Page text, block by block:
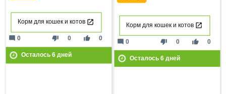
Корм для кошек и котов
thumb_down 0 thumb_up 0
mode_comment 0
Осталось 6дней
Корм для кошек и котов
thumb_down 0 thumb_up 0
mode_comment 0
Осталось 6дней